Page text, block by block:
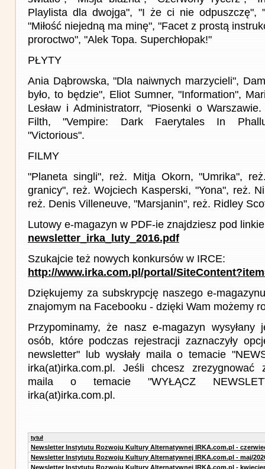
Playlista dla dwojga", "I że ci nie odpuszczę",
"Miłość niejedną ma minę", "Facet z prostą
proroctwo", "Alek Topa. Superchłopak!"
PŁYTY
Ania Dąbrowska, "Dla naiwnych marzycieli",
było, to będzie", Eliot Sumner, "Information",
Lesław i Administratorr, "Piosenki o
Filth, "Vempire: Dark Faerytales In
"Victorious".
FILMY
"Planeta singli", reż. Mitja Okorn, "Umrika",
granicy", reż. Wojciech Kasperski, "Yona", reż.
reż. Denis Villeneuve, "Marsjanin", reż. Ridley
Lutowy e-magazyn w PDF-ie znajdziesz pod
newsletter_irka_luty_2016.pdf
Szukajcie też nowych konkursów w IRCE:
http://www.irka.com.pl/portal/
Dziękujemy za subskrypcję naszego e-
znajomym na Facebooku - dzięki Wam możemy
Przypominamy, że nasz e-magazyn
osób, które podczas rejestracji zaznaczyły
newsletter" lub wysłały maila o temacie
irka(at)irka.com.pl. Jeśli chcesz zrezygnować
maila o temacie "WYŁĄCZ
irka(at)irka.com.pl.
tytuł
Newsletter Instytutu Rozwoju Kultury Alternatywnej IRKA.com.pl -
Newsletter Instytutu Rozwoju Kultury Alternatywnej IRKA.com.pl - maj/
Newsletter Instytutu Rozwoju Kultury Alternatywnej IRKA.com.pl -